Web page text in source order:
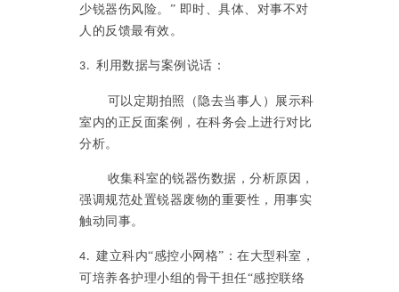
少锐器伤风险。” 即时、具体、对事不对
人的反馈最有效。
3. 利用数据与案例说话：
可以定期拍照（隐去当事人）展示科
室内的正反面案例，在科务会上进行对比
分析。
收集科室的锐器伤数据，分析原因，
强调规范处置锐器废物的重要性，用事实
触动同事。
4. 建立科内“感控小网格”：在大型科室，
可培养各护理小组的骨干担任“感控联络